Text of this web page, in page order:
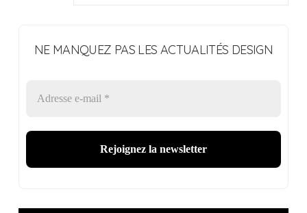
NE MANQUEZ PAS LES ACTUALITÉS DESIGN